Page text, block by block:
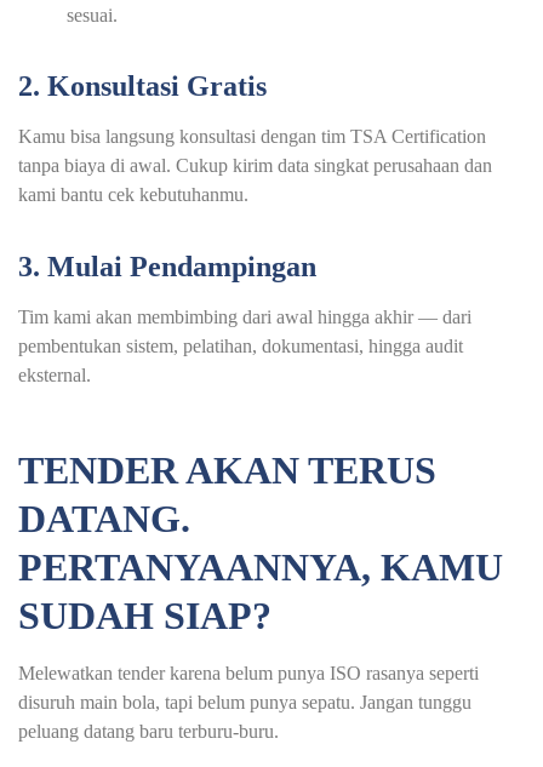
sesuai.
2. Konsultasi Gratis
Kamu bisa langsung konsultasi dengan tim TSA Certification
tanpa biaya di awal. Cukup kirim data singkat perusahaan dan
kami bantu cek kebutuhanmu.
3. Mulai Pendampingan
Tim kami akan membimbing dari awal hingga akhir — dari
pembentukan sistem, pelatihan, dokumentasi, hingga audit
eksternal.
TENDER AKAN TERUS
DATANG.
PERTANYAANNYA, KAMU
SUDAH SIAP?
Melewatkan tender karena belum punya ISO rasanya seperti
disuruh main bola, tapi belum punya sepatu. Jangan tunggu
peluang datang baru terburu-buru.